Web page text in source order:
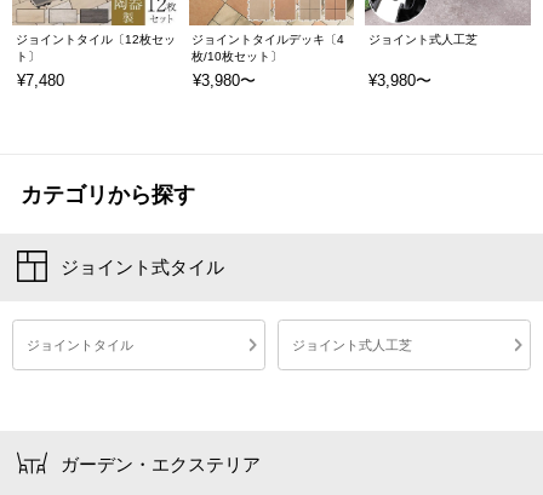
ジョイントタイル〔12枚セッ
ト〕
¥7,480
ジョイントタイルデッキ〔4
枚/10枚セット〕
¥3,980〜
ジョイント式人工芝
¥3,980〜
カテゴリから探す
ジョイント式タイル
ジョイントタイル ジョイント式人工芝
ガーデン・エクステリア